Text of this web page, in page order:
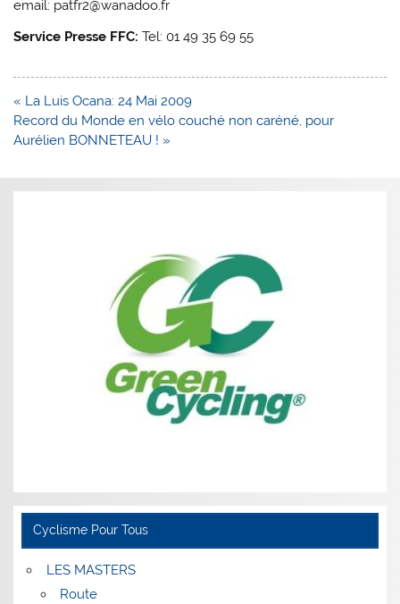
email: patfr2@wanadoo.fr
Service Presse FFC: Tel: 01 49 35 69 55
Navigation
de
l’article
« La Luis Ocana: 24 Mai 2009
Record du Monde en vélo couché non caréné, pour
Aurélien BONNETEAU ! »
Cyclisme Pour Tous
LES MASTERS
Route